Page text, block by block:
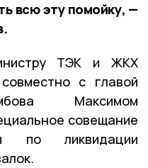
всю эту помойку, —
ТЭК и ЖКХ
с главой
Максимом
совещание
по ликвидации